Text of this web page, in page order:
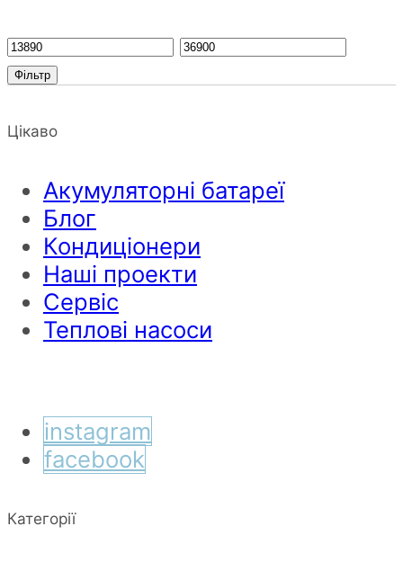
Фільтр
Цікаво
Акумуляторні батареї
Блог
Кондиціонери
Наші проекти
Сервіс
Теплові насоси
instagram
facebook
Категорії